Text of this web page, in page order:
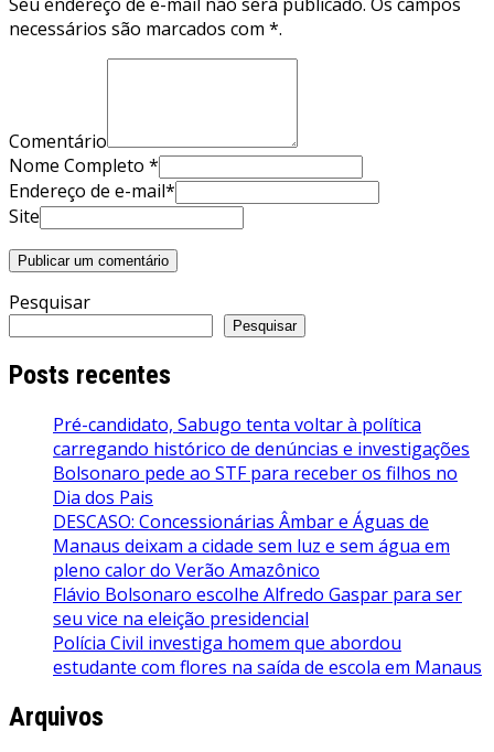
necessários são marcados com *.
Comentário
Nome Completo *
Endereço de e-mail*
Site
Pesquisar
Pesquisar
Posts recentes
Pré-candidato, Sabugo tenta voltar à política
carregando histórico de denúncias e investigações
Bolsonaro pede ao STF para receber os filhos no
Dia dos Pais
DESCASO: Concessionárias Âmbar e Águas de
Manaus deixam a cidade sem luz e sem água em
pleno calor do Verão Amazônico
Flávio Bolsonaro escolhe Alfredo Gaspar para ser
seu vice na eleição presidencial
Polícia Civil investiga homem que abordou
estudante com flores na saída de escola em Manaus
Arquivos